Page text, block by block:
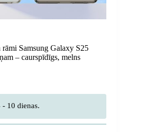
Samsung Galaxy S25
– caurspīdīgs, melns
- 10 dienas.